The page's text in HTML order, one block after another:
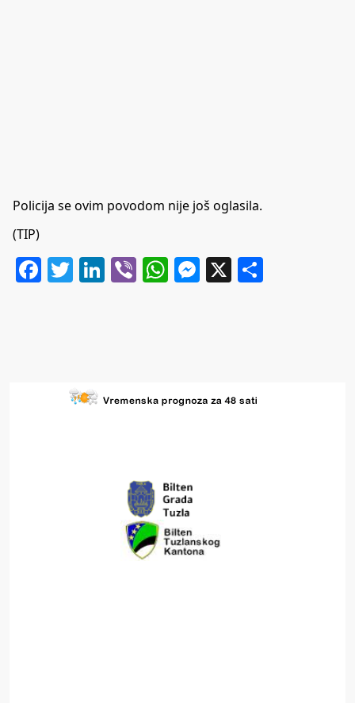
Policija se ovim povodom nije još oglasila.
(TIP)
Facebook
Twitter
LinkedIn
ViberWhatsApp
Messenger
X